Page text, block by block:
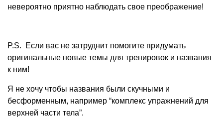
невероятно приятно наблюдать свое преображение!
P.S. Если вас не затруднит помогите придумать
оригинальные новые темы для тренировок и названия
к ним!
Я не хочу чтобы названия были скучными и
бесформенным, например “комплекс упражнений для
верхней части тела”.